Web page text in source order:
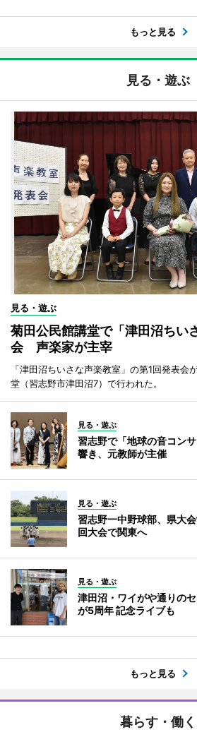
もっと見る
見る・遊ぶ
見る・遊ぶ
菊田公民館講堂で「津田沼ちい
会 声楽家が主宰
「津田沼ちいさな声楽教室」の第1回発表会
堂（習志野市津田沼7）で行われた。
見る・遊ぶ
習志野で「地球の音コン
響き、元教師が主催
見る・遊ぶ
習志野一中野球部、県大
回大会で関東へ
見る・遊ぶ
津田沼・ワイがや通りの
が5周年 記念ライブも
もっと見る
暮らす・働く